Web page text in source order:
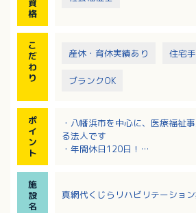
格
こ
だ
わ
り
産休・育休実績あり 住宅
ブランクOK
ポ
イ
ン
ト
・八幡浜市を中心に、医療福祉
る法人です
・年間休日120日！
施
設
名
真網代くじらリハビリテーショ